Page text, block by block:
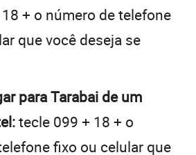
+ o número de telefone
que você deseja se
para Tarabai de um
tecle 099 + 18 + o
fixo ou celular que